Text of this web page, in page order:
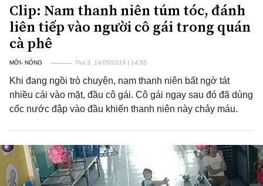
Clip: Nam thanh niên túm tóc, đánh
liên tiếp vào người cô gái trong quán
cà phê
MỚI- NÓNG Thứ 3, 14/05/2019 | 14:55
Khi đang ngồi trò chuyện, nam thanh niên bất ngờ tát
nhiều cái vào mặt, đầu cô gái. Cô gái ngay sau đó đã dùng
cốc nước đập vào đầu khiến thanh niên này chảy máu.